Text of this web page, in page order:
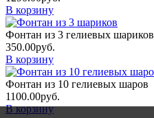
В корзину
Фонтан из 3 гелиевых шариков
350.00руб.
В корзину
Фонтан из 10 гелиевых шаров
1100.00руб.
В корзину